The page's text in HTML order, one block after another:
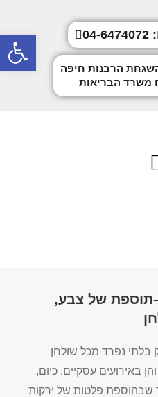
הרבנות חיפה
משרד הבריאות
של צבע,
בלתי נפרד מכל שולחן
באירועים עסקיים. כיום,
שבהוספת פלטות של ירקות